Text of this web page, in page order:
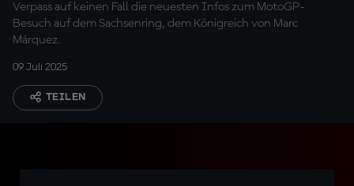
Verpass auf keinen Fall die neuesten Infos zum MotoGP-
Besuch auf dem Sachsenring, dem Königreich von Marc
Márquez.
09 Juli 2025
TEILEN